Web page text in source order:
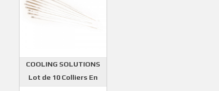
COOLING SOLUTIONS
Lot de 10 Colliers En